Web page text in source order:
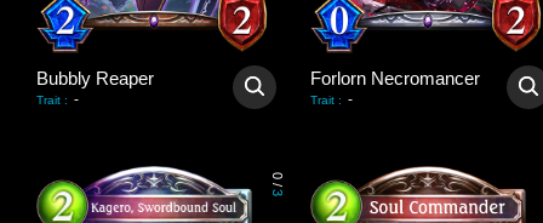
Bubbly Reaper
Trait : -
Forlorn Necromancer
Trait : -
0
/
3